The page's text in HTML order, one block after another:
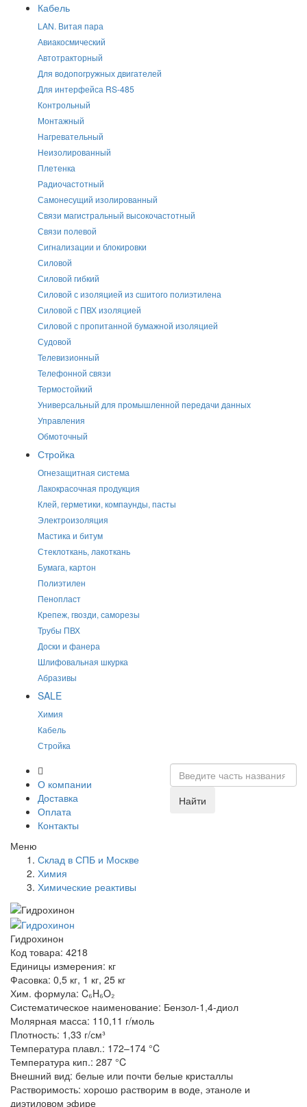
Кабель
LAN. Витая пара
Авиакосмический
Автотракторный
Для водопогружных двигателей
Для интерфейса RS-485
Контрольный
Монтажный
Нагревательный
Неизолированный
Плетенка
Радиочастотный
Самонесущий изолированный
Связи магистральный высокочастотный
Связи полевой
Сигнализации и блокировки
Силовой
Силовой гибкий
Силовой с изоляцией из сшитого полиэтилена
Силовой с ПВХ изоляцией
Силовой с пропитанной бумажной изоляцией
Судовой
Телевизионный
Телефонной связи
Термостойкий
Универсальный для промышленной передачи данных
Управления
Обмоточный
Стройка
Огнезащитная система
Лакокрасочная продукция
Клей, герметики, компаунды, пасты
Электроизоляция
Мастика и битум
Стеклоткань, лакоткань
Бумага, картон
Полиэтилен
Пенопласт
Крепеж, гвозди, саморезы
Трубы ПВХ
Доски и фанера
Шлифовальная шкурка
Абразивы
SALE
Химия
Кабель
Стройка
О компании
Доставка
Оплата
Контакты
Найти
Меню
Склад в СПБ и Москве
Химия
Химические реактивы
Гидрохинон
Код товара: 4218
Единицы измерения: кг
Фасовка: 0,5 кг, 1 кг, 25 кг
Хим. формула: C₆H₆O₂
Систематическое наименование: Бензол-1,4-диол
Молярная масса: 110,11 г/моль
Плотность: 1,33 г/см³
Температура плавл.: 172–174 °C
Температура кип.: 287 °C
Внешний вид: белые или почти белые кристаллы
Растворимость: хорошо растворим в воде, этаноле и
диэтиловом эфире